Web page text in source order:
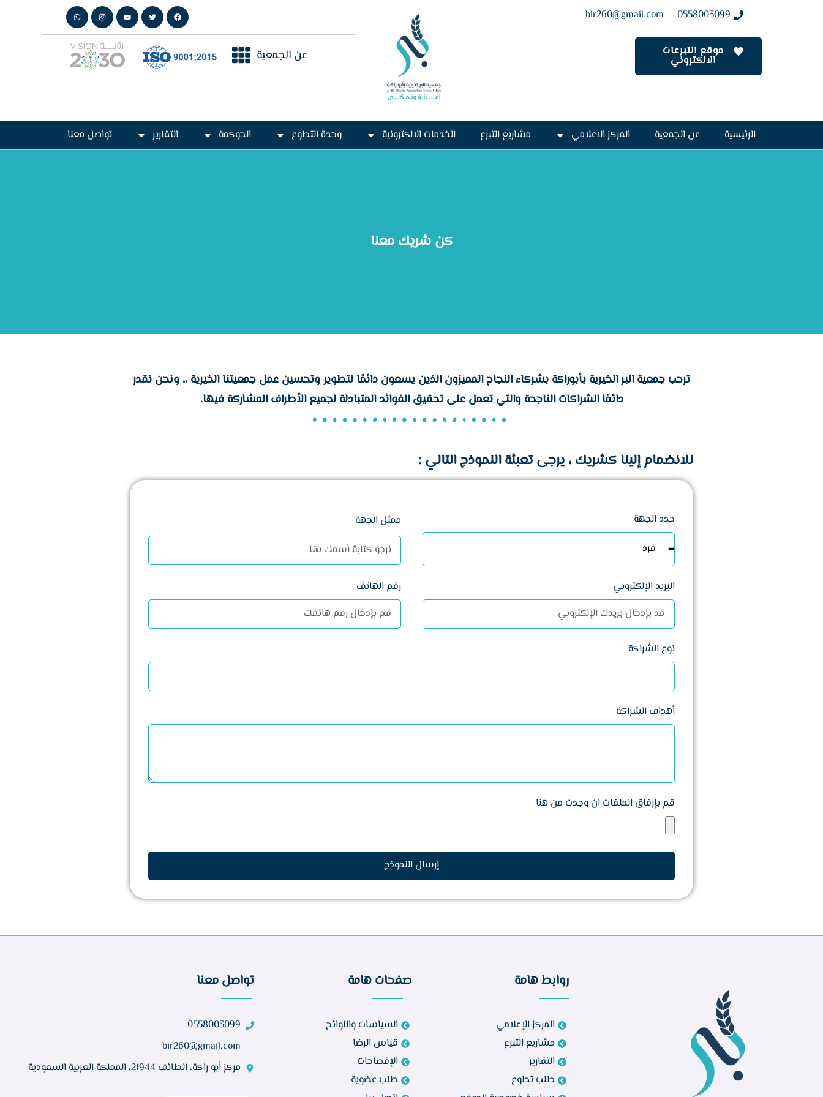
0558003099
bir260@gmail.com
موقع التبرعات
الالكتروني عن الجمعية
الرئيسية عن الجمعية المركز الاعلامي مشاريع التبرع الخدمات الالكترونية وحدة التطوع الحوكمة التقارير تواصل معنا
كن شريك معنا
ترحب جمعية البر الخيرية بأبوراكة بشركاء النجاح المميزون الذين يسعون دائمًا لتطوير وتحسين عمل جمعيتنا الخيرية ،، ونحن نقدر
دائمًا الشراكات الناجحة والتي تعمل على تحقيق الفوائد المتبادلة لجميع الأطراف المشاركة فيها.
للانضمام إلينا كشريك ، يرجى تعبئة النموذج التالي :
حدد الجهة ممثل الجهة
البريد الإلكتروني رقم الهاتف
نوع الشراكة
أهداف الشراكة
قم بإرفاق الملفات ان وجدت من هنا
إرسال النموذج
روابط هامة
المركز الإعلامي
مشاريع التبرع
التقارير
طلب تطوع
صفحات هامة
السياسات واللوائح
قياس الرضا
الإفصاحات
طلب عضوية
تواصل معنا
0558003099
bir260@gmail.com
مركز أبو راكة، الطائف 21944، المملكة العربية السعودية